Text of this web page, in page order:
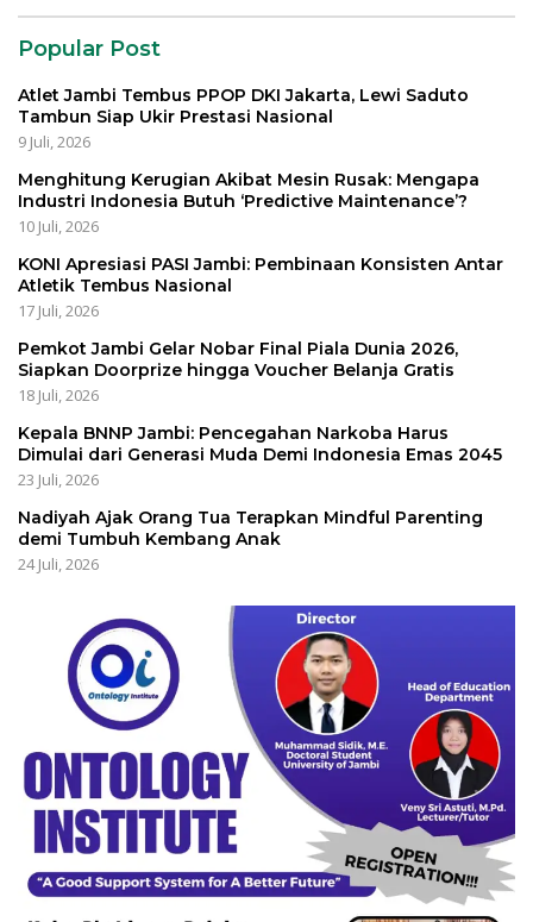
Popular Post
Atlet Jambi Tembus PPOP DKI Jakarta, Lewi Saduto
Tambun Siap Ukir Prestasi Nasional
9 Juli, 2026
Menghitung Kerugian Akibat Mesin Rusak: Mengapa
Industri Indonesia Butuh ‘Predictive Maintenance’?
10 Juli, 2026
KONI Apresiasi PASI Jambi: Pembinaan Konsisten Antar
Atletik Tembus Nasional
17 Juli, 2026
Pemkot Jambi Gelar Nobar Final Piala Dunia 2026,
Siapkan Doorprize hingga Voucher Belanja Gratis
18 Juli, 2026
Kepala BNNP Jambi: Pencegahan Narkoba Harus
Dimulai dari Generasi Muda Demi Indonesia Emas 2045
23 Juli, 2026
Nadiyah Ajak Orang Tua Terapkan Mindful Parenting
demi Tumbuh Kembang Anak
24 Juli, 2026